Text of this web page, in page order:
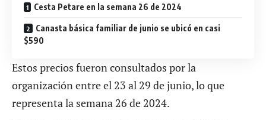
Cesta Petare en la semana 26 de 2024
Canasta básica familiar de junio se ubicó en casi
$590
Estos precios fueron consultados por la
organización entre el 23 al 29 de junio, lo que
representa la semana 26 de 2024.